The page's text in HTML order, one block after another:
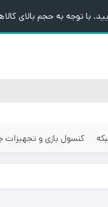
توجه به حجم بالای
کنسول بازی و تجهیزات